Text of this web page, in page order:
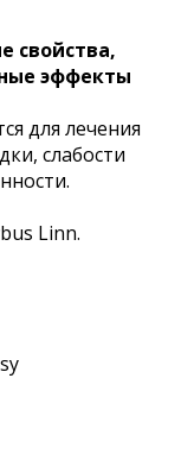
свойства,
эффекты
для лечения
слабости
Linn.